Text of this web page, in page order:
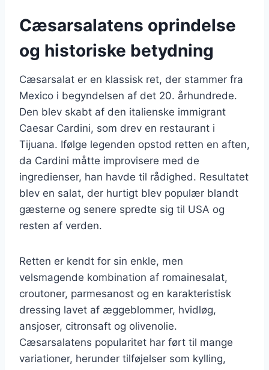
Cæsarsalatens oprindelse
og historiske betydning
Cæsarsalat er en klassisk ret, der stammer fra
Mexico i begyndelsen af det 20. århundrede.
Den blev skabt af den italienske immigrant
Caesar Cardini, som drev en restaurant i
Tijuana. Ifølge legenden opstod retten en aften,
da Cardini måtte improvisere med de
ingredienser, han havde til rådighed. Resultatet
blev en salat, der hurtigt blev populær blandt
gæsterne og senere spredte sig til USA og
resten af verden.
Retten er kendt for sin enkle, men
velsmagende kombination af romainesalat,
croutoner, parmesanost og en karakteristisk
dressing lavet af æggeblommer, hvidløg,
ansjoser, citronsaft og olivenolie.
Cæsarsalatens popularitet har ført til mange
variationer, herunder tilføjelser som kylling,